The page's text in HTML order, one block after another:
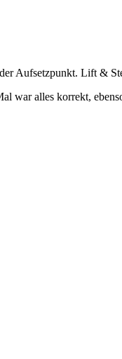
Aufsetzpunkt. Lift &
war alles korrekt,